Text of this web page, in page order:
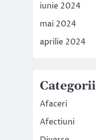
iunie 2024
mai 2024
aprilie 2024
Categorii
Afaceri
Afectiuni